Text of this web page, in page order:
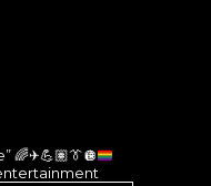
🌈✈️💪🏽👔🪩